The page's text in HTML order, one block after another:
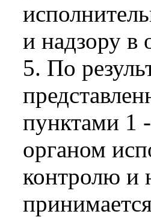
и надзору в
5. По
пунктами 1
органом
контролю и